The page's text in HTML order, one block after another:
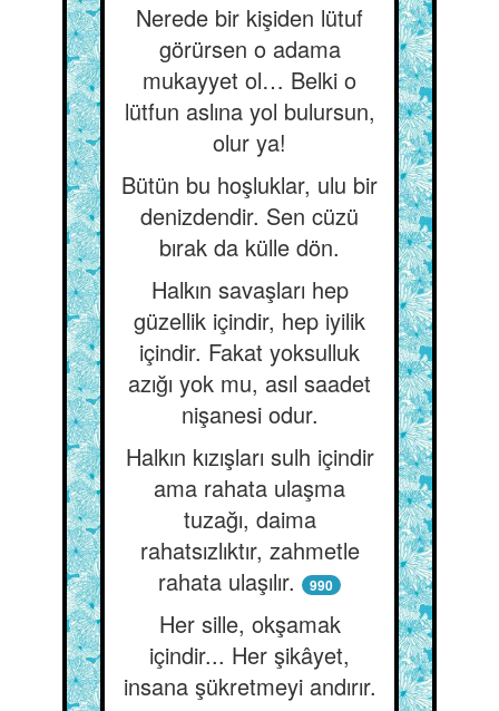
Nerede bir kişiden lütuf
görürsen o adama
mukayyet ol… Belki o
lütfun aslına yol bulursun,
olur ya!
Bütün bu hoşluklar, ulu bir
denizdendir. Sen cüzü
bırak da külle dön.
Halkın savaşları hep
güzellik içindir, hep iyilik
içindir. Fakat yoksulluk
azığı yok mu, asıl saadet
nişanesi odur.
Halkın kızışları sulh içindir
ama rahata ulaşma
tuzağı, daima
rahatsızlıktır, zahmetle
rahata ulaşılır.
990
Her sille, okşamak
içindir... Her şikâyet,
insana şükretmeyi andırır.